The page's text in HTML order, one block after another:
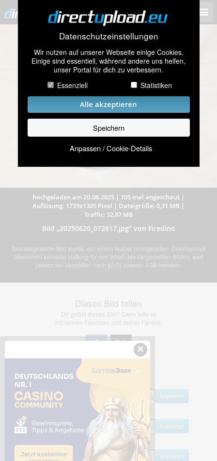
Datenschutzeinstellungen
Wir nutzen auf unserer Webseite einige Cookies.
Einige sind essentiell, während andere uns helfen,
unser Portal für dich zu verbessern.
Essenziell
Statistiken
Alle akzeptieren
Speichern
Anpassen / Cookie-Details
hochgeladen am 20.06.2025 | 105 mal angeschaut |
Auflösung: 1739x1305 Pixel | Dateigröße: 0,31 MB |
Traffic: 32,87 MB
Bild „20250620_072617.jpg” von Firedino
Das dargestellte Bild wurde von einem Nutzer hochgeladen. Directupload
übernimmt keinerlei Haftung für den Inhalt des dargestellten Bildes, wird
jedoch bei Verstößen nach §2(3) unserer AGB handeln.
Dieses Bild teilen
Dir gefällt dieses Bild? Dann teile es
mit deinen Freunden und deiner Familie.
Share Links
kopieren
HTML
kopieren
BB Code
kopieren
×